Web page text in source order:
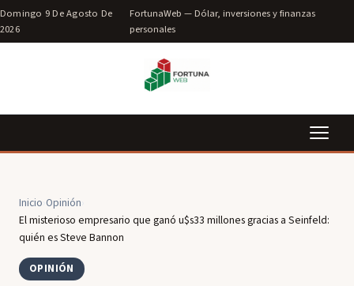
Domingo 9 De Agosto De
2026
FortunaWeb — Dólar, inversiones y finanzas
personales
Inicio Opinión
El misterioso empresario que ganó u$s33 millones gracias a Seinfeld:
quién es Steve Bannon
OPINIÓN